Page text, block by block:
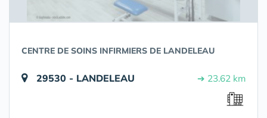
CENTRE DE SOINS INFIRMIERS DE LANDELEAU
29530 - LANDELEAU ➔ 23.62 km